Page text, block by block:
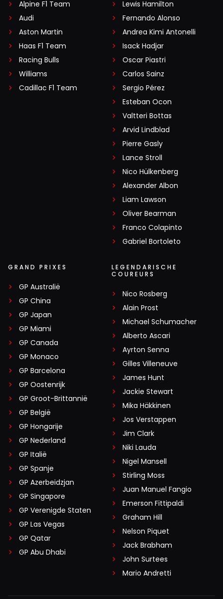
Alpine F1 Team
Audi
Aston Martin
Haas F1 Team
Racing Bulls
Williams
Cadillac F1 Team
Lewis Hamilton
Fernando Alonso
Andrea Kimi Antonelli
Isack Hadjar
Oscar Piastri
Carlos Sainz
Sergio Pérez
Esteban Ocon
Valtteri Bottas
Arvid Lindblad
Pierre Gasly
Lance Stroll
Nico Hülkenberg
Alexander Albon
Liam Lawson
Oliver Bearman
Franco Colapinto
Gabriel Bortoleto
GRAND PRIXES
GP Australië
GP China
GP Japan
GP Miami
GP Canada
GP Monaco
GP Barcelona
GP Oostenrijk
GP Groot-Brittannië
GP België
GP Hongarije
GP Nederland
GP Italië
GP Spanje
GP Azerbeidzjan
GP Singapore
GP Verenigde Staten
GP Las Vegas
GP Qatar
GP Abu Dhabi
LEGENDARISCHE
COUREURS
Nico Rosberg
Alain Prost
Michael Schumacher
Alberto Ascari
Ayrton Senna
Gilles Villeneuve
James Hunt
Jackie Stewart
Mika Häkkinen
Jos Verstappen
Jim Clark
Niki Lauda
Nigel Mansell
Stirling Moss
Juan Manuel Fangio
Emerson Fittipaldi
Graham Hill
Nelson Piquet
Jack Brabham
John Surtees
Mario Andretti